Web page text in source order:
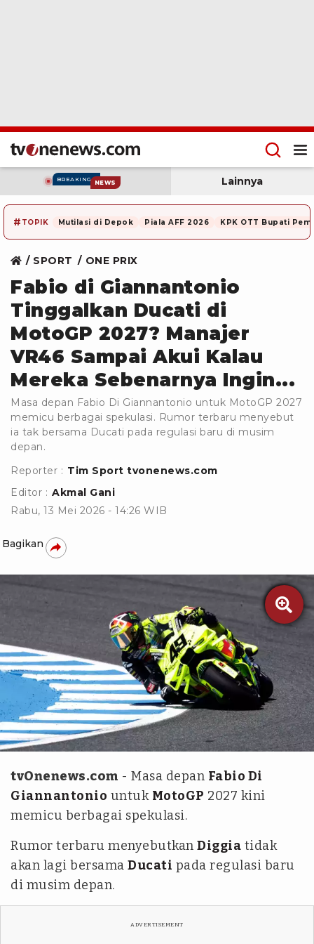
BREAKING NEWS Lainnya
# TOPIK Mutilasi di Depok Piala AFF 2026 KPK OTT Bupati
SPORT ONE PRIX
Fabio di Giannantonio
Tinggalkan Ducati di
MotoGP 2027? Manajer
VR46 Sampai Akui Kalau
Mereka Sebenarnya Ingin...
Masa depan Fabio Di Giannantonio untuk MotoGP 2027
memicu berbagai spekulasi. Rumor terbaru menyebut
ia tak bersama Ducati pada regulasi baru di musim
depan.
Reporter : Tim Sport tvonenews.com
Editor : Akmal Gani
Rabu, 13 Mei 2026 - 14:26 WIB
Bagikan

REUTERS/Jon Nazca
tvOnenews.com - Masa depan Fabio Di
Giannantonio untuk MotoGP 2027 kini
memicu berbagai spekulasi.
Rumor terbaru menyebutkan Diggia tidak
akan lagi bersama Ducati pada regulasi baru
di musim depan.
ADVERTISEMENT